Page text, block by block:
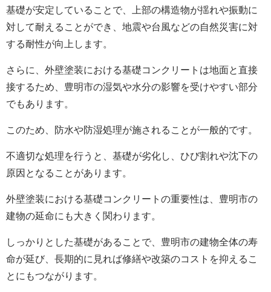
基礎が安定していることで、上部の構造物が揺れや振動に
対して耐えることができ、地震や台風などの自然災害に対
する耐性が向上します。
さらに、 外壁塗装における基礎コンクリートは地面と直接
接するため、豊明市の湿気や水分の影響を受けやすい部分
でもあります。
このため、防水や防湿処理が施されることが一般的です。
不適切な処理を行うと、基礎が劣化し、ひび割れや沈下の
原因となることがあります。
外壁塗装における基礎コンクリートの重要性は、豊明市の
建物の延命にも大きく関わります。
しっかりとした基礎があることで、豊明市の建物全体の寿
命が延び、長期的に見れば修繕や改築のコストを抑えるこ
とにもつながります。